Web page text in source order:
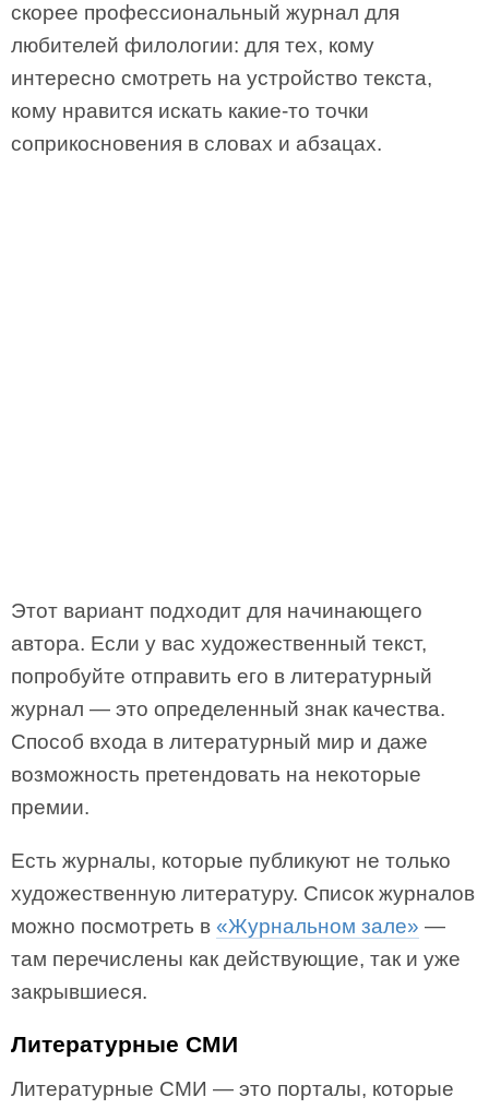
скорее профессиональный журнал для
любителей филологии: для тех, кому
интересно смотреть на устройство текста,
кому нравится искать какие-то точки
соприкосновения в словах и абзацах.
Этот вариант подходит для начинающего
автора. Если у вас художественный текст,
попробуйте отправить его в литературный
журнал — это определенный знак качества.
Способ входа в литературный мир и даже
возможность претендовать на некоторые
премии.
Есть журналы, которые публикуют не только
художественную литературу. Список журналов
можно посмотреть в «Журнальном зале» —
там перечислены как действующие, так и уже
закрывшиеся.
Литературные СМИ
Литературные СМИ — это порталы, которые